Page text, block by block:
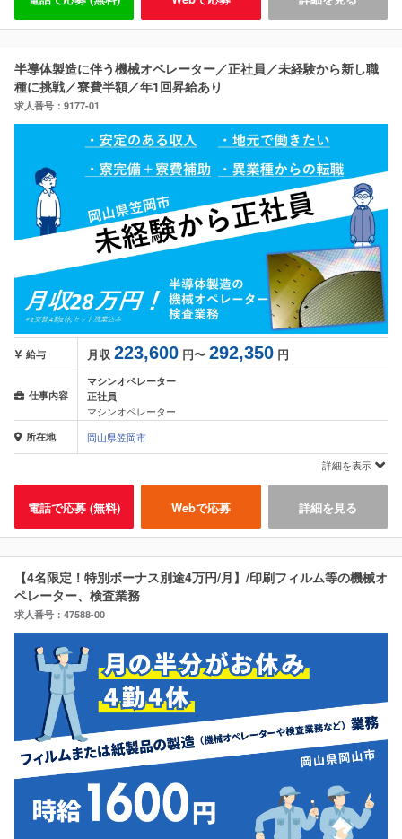
半導体製造に伴う機械オペレーター／正社員／未経験から新し職
種に挑戦／寮費半額／年1回昇給あり
求人番号：9177-01
給与 月収 223,600 円〜 292,350 円
仕事内容
マシンオペレーター
正社員
マシンオペレーター
所在地
岡山県笠岡市
詳細を表示
電話で応募 (無料) Webで応募 詳細を見る
【4名限定！特別ボーナス別途4万円/月】/印刷フィルム等の機械オ
ペレーター、検査業務
求人番号：47588-00